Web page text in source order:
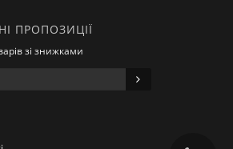
ПРОПОЗИЦІЇ
зі знижками